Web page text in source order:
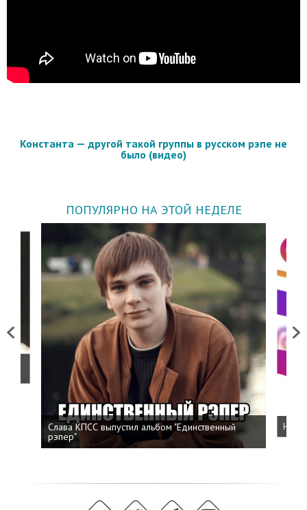
Константа — другой такой группы в русском рэпе не
было (видео)
ПОПУЛЯРНО НА ЭТОЙ НЕДЕЛЕ
Previous
Слава КПСС выпустил альбом "Единственный
рэпер"
Next